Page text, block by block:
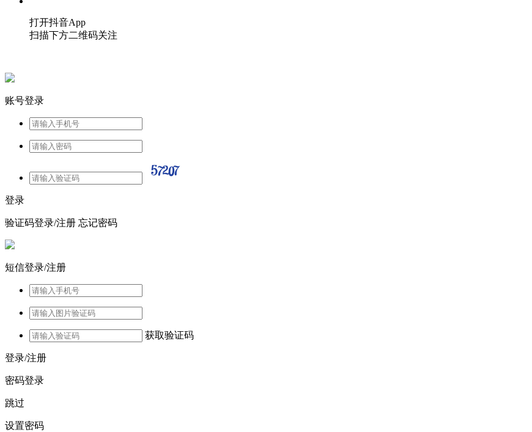
打开抖音App
扫描下方二维码关注
账号登录
登录
验证码登录/注册 忘记密码
短信登录/注册
获取验证码
登录/注册
密码登录
跳过
设置密码